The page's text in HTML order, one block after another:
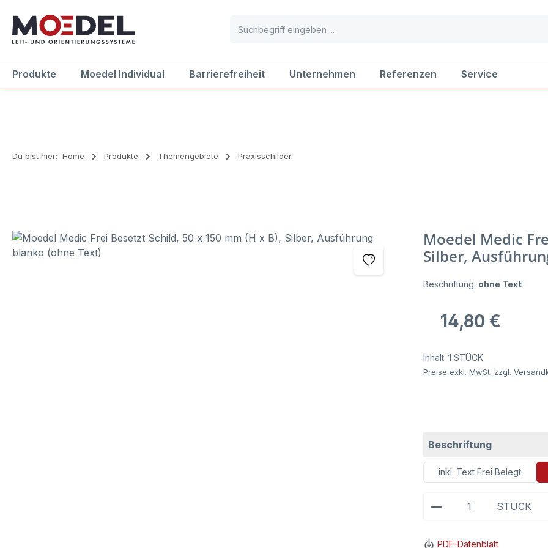
Hauptinhalt springen
Zur Suche springen
Zur Hauptnavigation springen
Produkte Moedel Individual Barrierefreiheit Unternehmen Referenzen Service
Du bist hier: Home Produkte Themengebiete Praxisschilder
Bildergalerie überspringen
Moedel Medic
Silber,
Beschriftung: ohne Text
Regulärer Preis:
14,80 €
Inhalt: 1 STÜCK
Preise exkl. MwSt. zzgl.
Beschriftungauswählen
inkl. Text Frei Belegt
Produkt Anzahl:
STÜCK
PDF-Datenblatt